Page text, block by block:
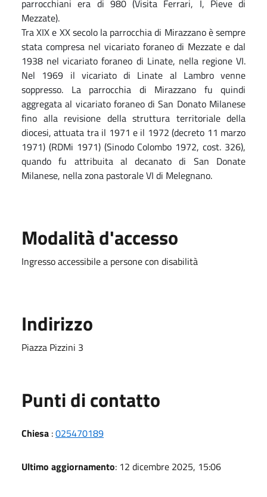
parrocchiani era di 980 (Visita Ferrari, I, Pieve di
Mezzate).
Tra XIX e XX secolo la parrocchia di Mirazzano è sempre
stata compresa nel vicariato foraneo di Mezzate e dal
1938 nel vicariato foraneo di Linate, nella regione VI.
Nel 1969 il vicariato di Linate al Lambro venne
soppresso. La parrocchia di Mirazzano fu quindi
aggregata al vicariato foraneo di San Donato Milanese
fino alla revisione della struttura territoriale della
diocesi, attuata tra il 1971 e il 1972 (decreto 11 marzo
1971) (RDMi 1971) (Sinodo Colombo 1972, cost. 326),
quando fu attribuita al decanato di San Donate
Milanese, nella zona pastorale VI di Melegnano.
Modalità d'accesso
Ingresso accessibile a persone con disabilità
Indirizzo
Piazza Pizzini 3
Punti di contatto
Chiesa :025470189
Ultimo aggiornamento: 12 dicembre 2025, 15:06